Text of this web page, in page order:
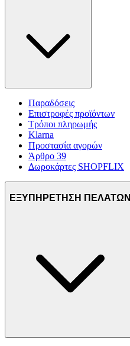
Παραδόσεις
Επιστροφές προϊόντων
Τρόποι πληρωμής
Klarna
Προστασία αγορών
Άρθρο 39
Δωροκάρτες SHOPFLIX
ΕΞΥΠΗΡΕΤΗΣΗ ΠΕΛΑΤΩΝ